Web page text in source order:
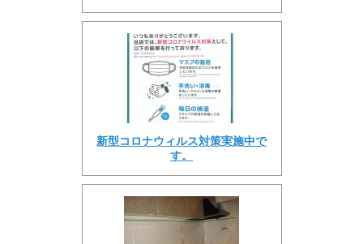
新型コロナウィルス対策実施中で
す。